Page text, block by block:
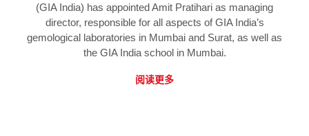
(GIA India) has appointed Amit Pratihari as managing
director, responsible for all aspects of GIA India’s
gemological laboratories in Mumbai and Surat, as well as
the GIA India school in Mumbai.
阅读更多